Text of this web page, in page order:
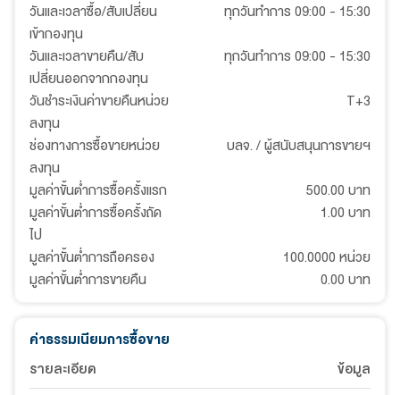
วันและเวลาซื้อ/สับเปลี่ยน
เข้ากองทุน
ทุกวันทำการ 09:00 - 15:30
วันและเวลาขายคืน/สับ
เปลี่ยนออกจากกองทุน
ทุกวันทำการ 09:00 - 15:30
วันชำระเงินค่าขายคืนหน่วย
ลงทุน
T+3
ช่องทางการซื้อขายหน่วย
ลงทุน
บลจ. / ผู้สนับสนุนการขายฯ
มูลค่าขั้นต่ำการซื้อครั้งแรก
500.00 บาท
มูลค่าขั้นต่ำการซื้อครั้งถัด
ไป
1.00 บาท
มูลค่าขั้นต่ำการถือครอง
100.0000 หน่วย
มูลค่าขั้นต่ำการขายคืน
0.00 บาท
ค่าธรรมเนียมการซื้อขาย
รายละเอียด
ข้อมูล